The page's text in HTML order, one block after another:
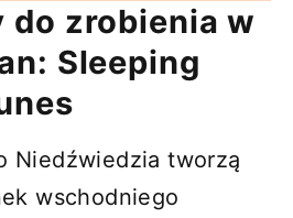
do zrobienia w
Sleeping
Niedźwiedzia tworzą
wschodniego